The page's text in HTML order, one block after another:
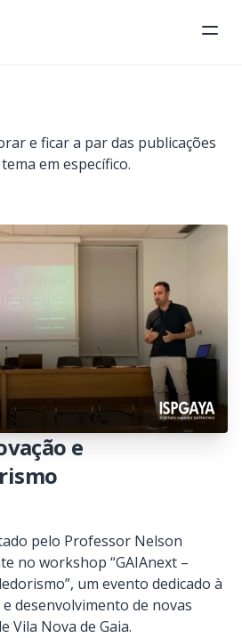
e ficar a par das publicações
em específico.
e
pelo Professor Nelson
no workshop “GAIAnext –
um evento dedicado à
desenvolvimento de novas
Vila Nova de Gaia.